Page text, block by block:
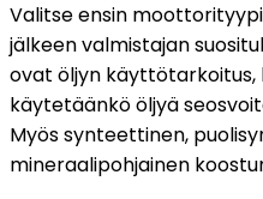
Valitse ensin
jälkeen valmistajan
ovat öljyn käyttötarkoitus,
käytetäänkö öljyä
Myös synteettinen,
mineraalipohjainen